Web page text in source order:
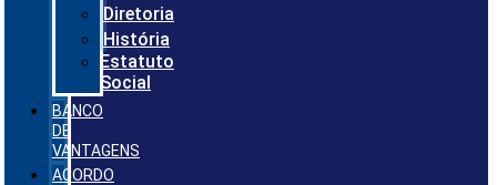
Diretoria
História
Estatuto
Social
BANCO
DE
VANTAGENS
ACORDO